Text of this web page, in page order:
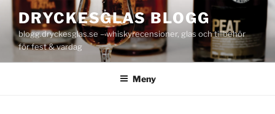
innehåll
DRYCKESGLAS BLOGG
blogg.dryckesglas.se – whiskyrecensioner, glas och tillbehör
för fest & vardag
Meny